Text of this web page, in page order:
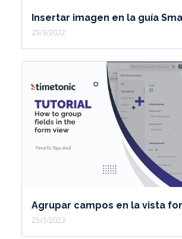
Insertar imagen en la guía
25/3/2022
Agrupar campos en la vista
25/3/2022